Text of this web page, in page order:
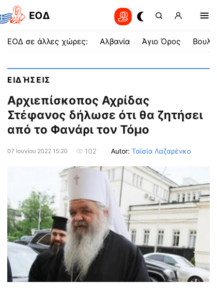
EOΔ
ΕΟΔ σε άλλες χώρες: Αλβανία Άγιο Όρος
ΕΙΔΉΣΕΙΣ
Αρχιεπίσκοπος Αχρίδας
Στέφανος δήλωσε ότι θα ζητήσει
από το Φανάρι τον Τόμο
07 Ιουνίου 2022 15:20 102 Autor: Ταϊσία Λαζαρένκο